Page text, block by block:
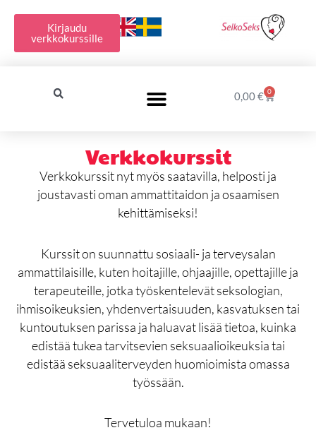
Kirjaudu
verkkokurssille
0,00€ 0
Cart
Verkkokurssit
Verkkokurssit nyt myös saatavilla, helposti ja
joustavasti oman ammattitaidon ja osaamisen
kehittämiseksi!
Kurssit on suunnattu sosiaali- ja terveysalan
ammattilaisille, kuten hoitajille, ohjaajille, opettajille ja
terapeuteille, jotka työskentelevät seksologian,
ihmisoikeuksien, yhdenvertaisuuden, kasvatuksen tai
kuntoutuksen parissa ja haluavat lisää tietoa, kuinka
edistää tukea tarvitsevien seksuaalioikeuksia tai
edistää seksuaaliterveyden huomioimista omassa
työssään.
Tervetuloa mukaan!